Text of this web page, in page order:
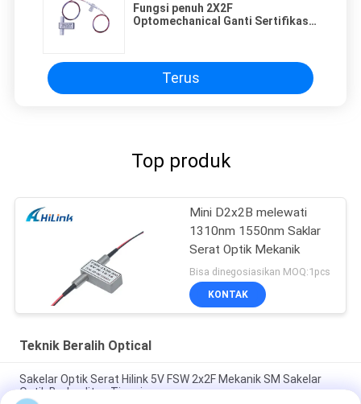
Fungsi penuh 2X2F
Optomechanical Ganti Sertifikasi
Terus
Top produk
Mini D2x2B melewati
1310nm 1550nm Saklar
Serat Optik Mekanik
Bisa dinegosiasikan MOQ:1pcs
KONTAK
Teknik Beralih Optical
Sakelar Optik Serat Hilink 5V FSW 2x2F Mekanik SM Sakelar
Optik Berkualitas Tinggi